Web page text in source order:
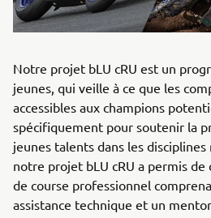
Notre projet bLU cRU est un
jeunes, qui veille à ce que les
accessibles aux champions
spécifiquement pour soutenir la
jeunes talents dans les
notre projet bLU cRU a permis
de course professionnel
assistance technique et un